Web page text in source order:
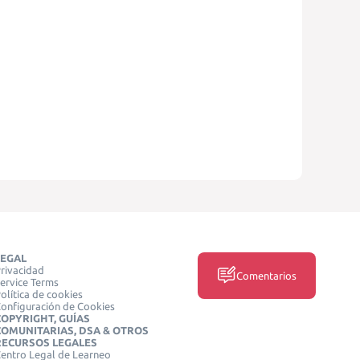
Terms
de cookies
de Cookies
GUÍAS
DSA & OTROS
LEGALES
Legal de Learneo
Comentarios